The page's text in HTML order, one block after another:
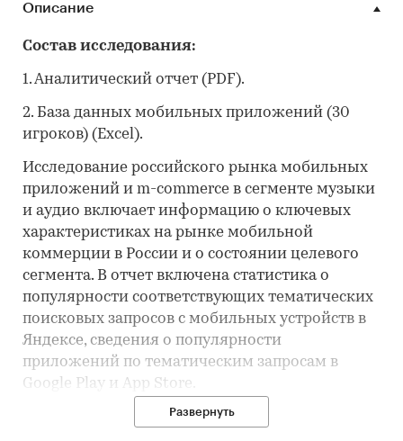
Описание
Состав исследования:
1. Аналитический отчет (PDF).
2. База данных мобильных приложений (30
игроков) (Excel).
Исследование российского рынка мобильных
приложений и m-commerce в сегменте музыки
и аудио включает информацию о ключевых
характеристиках на рынке мобильной
коммерции в России и о состоянии целевого
сегмента. В отчет включена статистика о
популярности соответствующих тематических
поисковых запросов с мобильных устройств в
Яндексе, сведения о популярности
приложений по тематическим запросам в
Google Play и App Store.
Отчет содержит рейтинги мобильных
Развернуть